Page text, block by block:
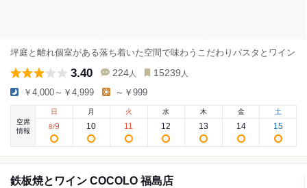
坪庭と離れ個室がある落ち着いた空間で味わうこだわりパスタとワイン
3.40 224 人 15239 人
￥4,000～￥4,999 ～￥999
空席
情報
日
8/9
月
10
火
11
水
12
木
13
金
14
土
15
鉄板焼とワイン COCOLO 福島店